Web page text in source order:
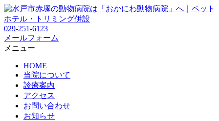
029-251-6123
メールフォーム
メニュー
HOME
当院について
診療案内
アクセス
お問い合わせ
お知らせ